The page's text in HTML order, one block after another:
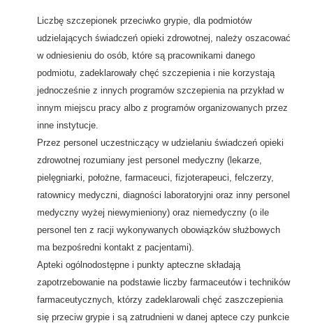
Liczbę szczepionek przeciwko grypie, dla podmiotów
udzielających świadczeń opieki zdrowotnej, należy oszacować
w odniesieniu do osób, które są pracownikami danego
podmiotu, zadeklarowały chęć szczepienia i nie korzystają
jednocześnie z innych programów szczepienia na przykład w
innym miejscu pracy albo z programów organizowanych przez
inne instytucje.
Przez personel uczestniczący w udzielaniu świadczeń opieki
zdrowotnej rozumiany jest personel medyczny (lekarze,
pielęgniarki, położne, farmaceuci, fizjoterapeuci, felczerzy,
ratownicy medyczni, diagności laboratoryjni oraz inny personel
medyczny wyżej niewymieniony) oraz niemedyczny (o ile
personel ten z racji wykonywanych obowiązków służbowych
ma bezpośredni kontakt z pacjentami).
Apteki ogólnodostępne i punkty apteczne składają
zapotrzebowanie na podstawie liczby farmaceutów i techników
farmaceutycznych, którzy zadeklarowali chęć zaszczepienia
się przeciw grypie i są zatrudnieni w danej aptece czy punkcie